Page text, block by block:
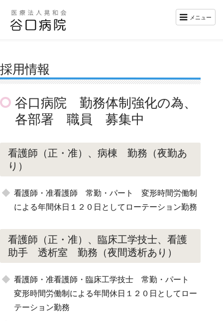
メニュー
採用情報
谷口病院 勤務体制強化の為、
各部署 職員 募集中
看護師（正・准）、病棟 勤務（夜勤あ
り）
看護師・准看護師 常勤・パート 変形時間労働制
による年間休日１２０日としてローテーション勤務
看護師（正・准）、臨床工学技士、看護
助手 透析室 勤務（夜間透析あり）
看護師・准看護師・臨床工学技士 常勤・パート
変形時間労働制による年間休日１２０日としてロー
テーション勤務